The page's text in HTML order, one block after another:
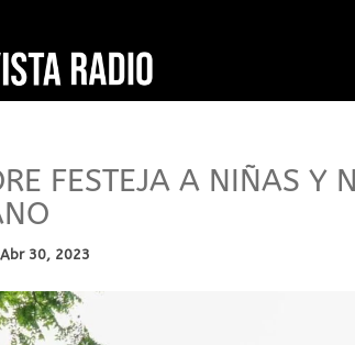
FESTEJA A NIÑAS Y
Abr 30, 2023